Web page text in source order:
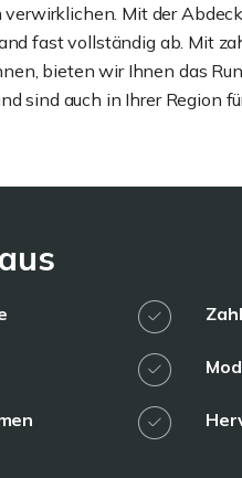
Mit der
fast vollständig ab. Mit
bieten wir Ihnen das
sind auch in Ihrer Region